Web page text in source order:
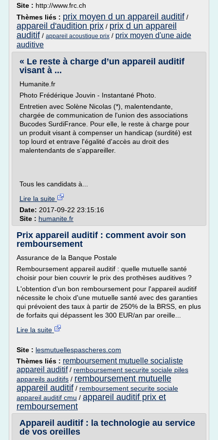
Site : http://www.frc.ch
Thèmes liés : prix moyen d un appareil auditif /
appareil d'audition prix / prix d un appareil
auditif / appareil acoustique prix / prix moyen d'une aide
auditive
« Le reste à charge d’un appareil auditif
visant à ...
Humanite.fr
Photo Frédérique Jouvin - Instantané Photo.
Entretien avec Solène Nicolas (*), malentendante,
chargée de communication de l'union des associations
Bucodes SurdiFrance. Pour elle, le reste à charge pour
un produit visant à compenser un handicap (surdité) est
top lourd et entrave l'égalité d'accès au droit des
malentendants de s'appareiller.
Tous les candidats à...
Lire la suite
Date: 2017-09-22 23:15:16
Site : humanite.fr
Prix appareil auditif : comment avoir son
remboursement
Assurance de la Banque Postale
Remboursement appareil auditif : quelle mutuelle santé
choisir pour bien couvrir le prix des prothèses auditives ?
L'obtention d'un bon remboursement pour l'appareil auditif
nécessite le choix d'une mutuelle santé avec des garanties
qui prévoient des taux à partir de 250% de la BRSS, en plus
de forfaits qui dépassent les 300 EUR/an par oreille...
Lire la suite
Site : lesmutuellespascheres.com
Thèmes liés : remboursement mutuelle socialiste
appareil auditif/ remboursement securite sociale piles
appareils auditifs / remboursement mutuelle
appareil auditif / remboursement securite sociale
appareil auditif cmu / appareil auditif prix et
remboursement
Appareil auditif : la technologie au service
de vos oreilles